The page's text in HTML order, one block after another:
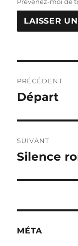
de
PRÉCÉDENT
Publication
Départ
SUIVANT
Publication
Silence
MÉTA